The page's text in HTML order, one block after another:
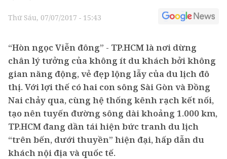
Thứ Sáu, 07/07/2017 - 15:43
“Hòn ngọc Viễn đông” - TP.HCM là nơi dừng
chân lý tưởng của không ít du khách bởi không
gian năng động, vẻ đẹp lộng lẫy của du lịch đô
thị. Với lợi thế có hai con sông Sài Gòn và Đồng
Nai chảy qua, cùng hệ thống kênh rạch kết nối,
tạo nên tuyến đường sông dài khoảng 1.000 km,
TP.HCM đang dần tái hiện bức tranh du lịch
“trên bến, dưới thuyền” hiện đại, hấp dẫn du
khách nội địa và quốc tế.